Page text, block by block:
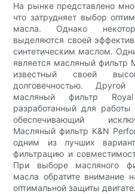
На рынке представлено
что затрудняет выбор
масла. Однако
выделяются своей
синтетическим маслом.
является масляный фильтр
известный своей
долговечностью.
масляный фильтр
разработанный для
обеспечивающий
Масляный фильтр K&N
одним из лучших
фильтрацию и
При выборе масляного
масла обратите внимание
оптимальной защиты